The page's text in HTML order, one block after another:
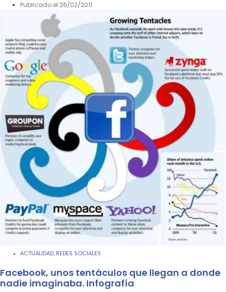
Publicado el 26/02/2011
ACTUALIDAD, REDES SOCIALES
Facebook, unos tentáculos que llegan a donde
nadie imaginaba. Infografía